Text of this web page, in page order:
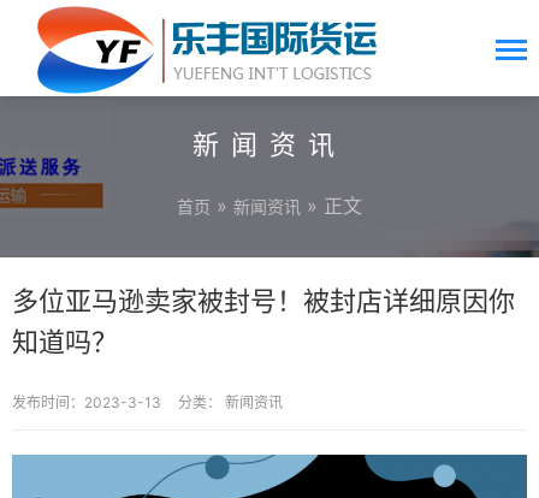
新闻资讯
首页 » 新闻资讯 » 正文
多位亚马逊卖家被封号！被封店详细原因你
知道吗？
发布时间：2023-3-13 分类： 新闻资讯